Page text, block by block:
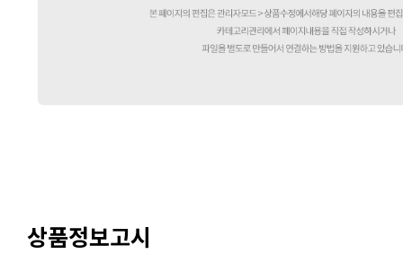
상품정보고시